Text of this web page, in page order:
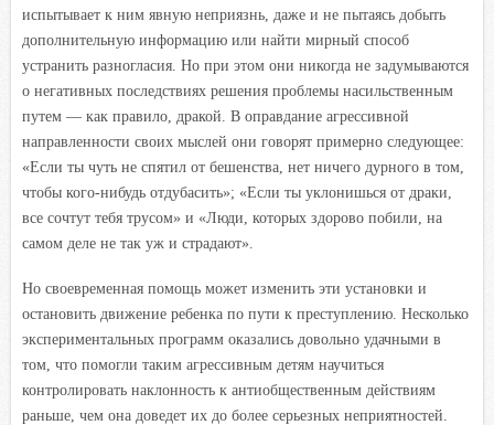
испытывает к ним явную неприязнь, даже и не пытаясь добыть
дополнительную информацию или найти мирный способ
устранить разногласия. Но при этом они никогда не задумываются
о негативных последствиях решения проблемы насильственным
путем — как правило, дракой. В оправдание агрессивной
направленности своих мыслей они говорят примерно следующее:
«Если ты чуть не спятил от бешенства, нет ничего дурного в том,
чтобы кого-нибудь отдубасить»; «Если ты уклонишься от драки,
все сочтут тебя трусом» и «Люди, которых здорово побили, на
самом деле не так уж и страдают».
Но своевременная помощь может изменить эти установки и
остановить движение ребенка по пути к преступлению. Несколько
экспериментальных программ оказались довольно удачными в
том, что помогли таким агрессивным детям научиться
контролировать наклонность к антиобщественным действиям
раньше, чем она доведет их до более серьезных неприятностей.